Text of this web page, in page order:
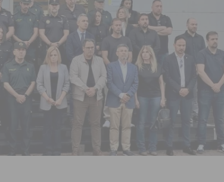
y la continuidad educativa del alumnado del
superar los 78.000 espectadores
TORREVIEJA
con protección homologada y a planificar
para las mujeres víctimas de violencia
honor a la Virgen de la Salud y San Miguel